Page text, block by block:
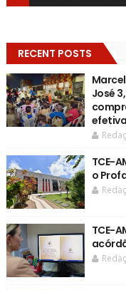
RECENT POSTS
José
TCE-
o
TCE-